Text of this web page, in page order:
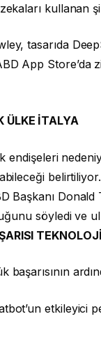
zekaları kullanan
tasarıda
App Store’da
ÜLKE İTALYA
endişeleri
Başkanı
söyledi ve
başarısının
etkileyici